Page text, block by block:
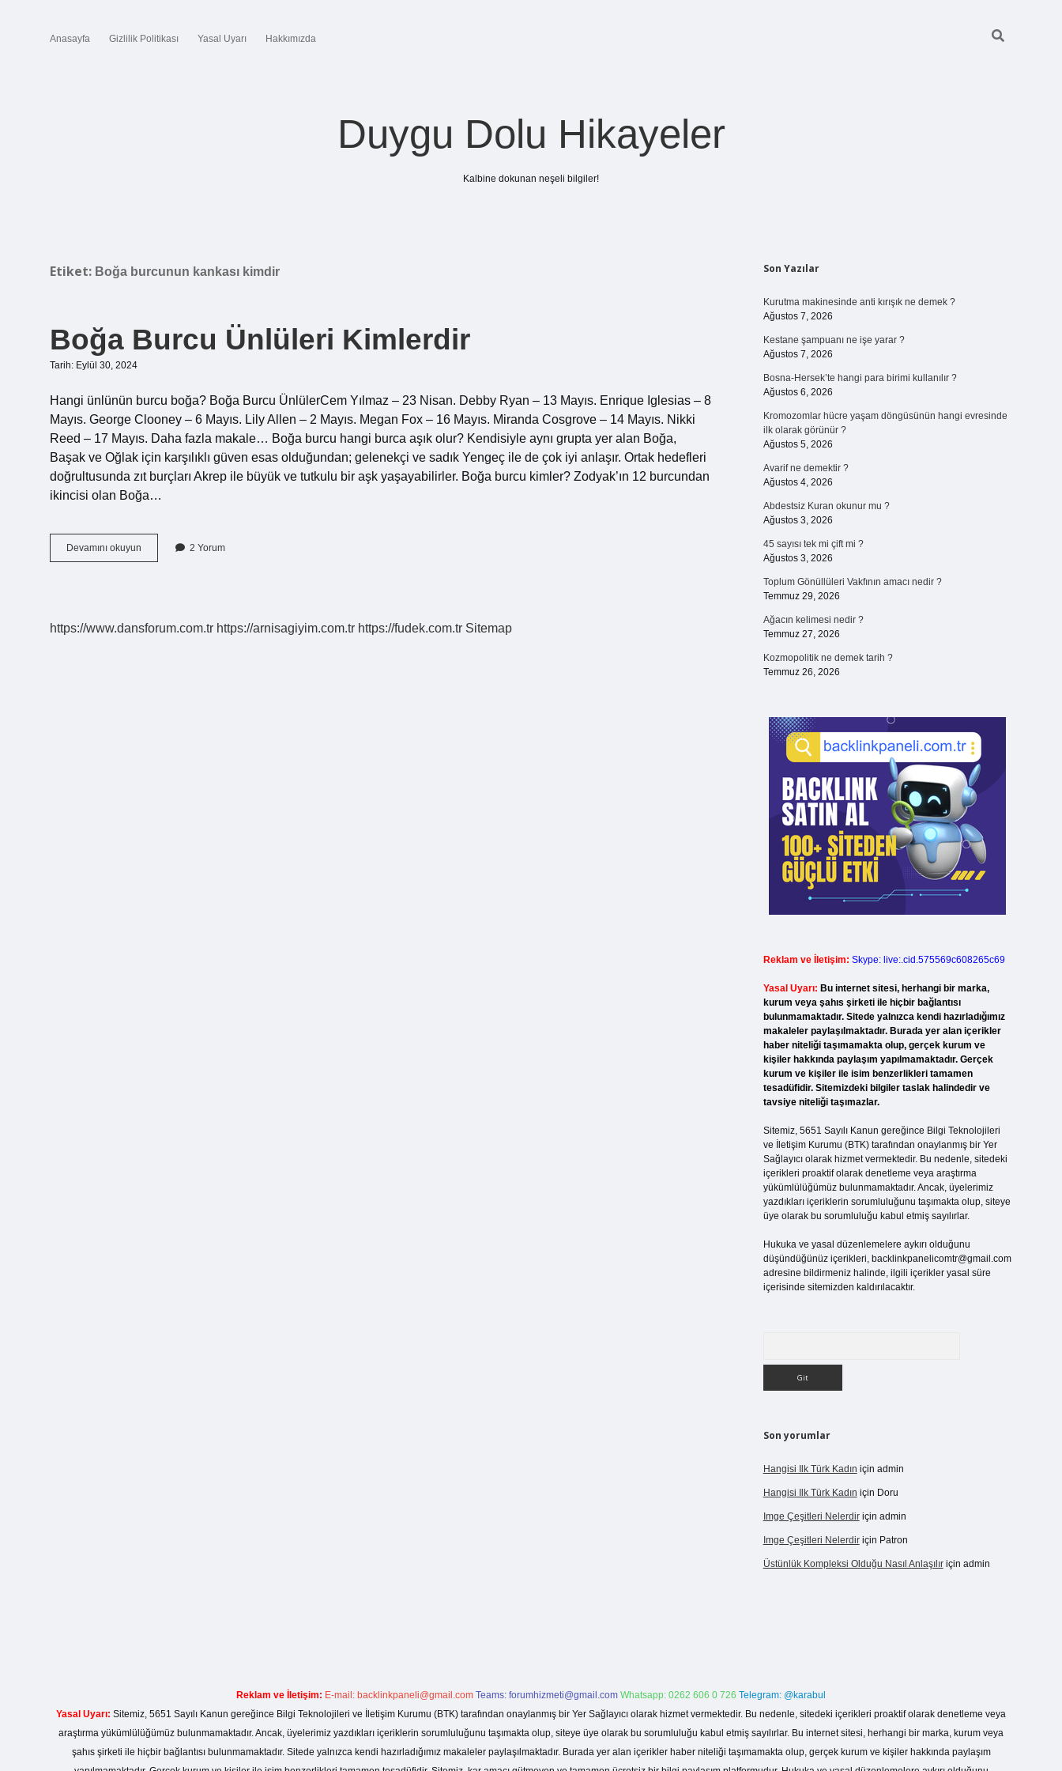
Anasayfa Gizlilik Politikası Yasal Uyarı Hakkımızda
Duygu Dolu Hikayeler
Kalbine dokunan neşeli bilgiler!
Etiket: Boğa burcunun kankası kimdir
Boğa Burcu Ünlüleri Kimlerdir
Tarih: Eylül 30, 2024
Hangi ünlünün burcu boğa? Boğa Burcu ÜnlülerCem Yılmaz – 23 Nisan. Debby Ryan – 13 Mayıs. Enrique Iglesias – 8
Mayıs. George Clooney – 6 Mayıs. Lily Allen – 2 Mayıs. Megan Fox – 16 Mayıs. Miranda Cosgrove – 14 Mayıs. Nikki
Reed – 17 Mayıs. Daha fazla makale… Boğa burcu hangi burca aşık olur? Kendisiyle aynı grupta yer alan Boğa,
Başak ve Oğlak için karşılıklı güven esas olduğundan; gelenekçi ve sadık Yengeç ile de çok iyi anlaşır. Ortak hedefleri
doğrultusunda zıt burçları Akrep ile büyük ve tutkulu bir aşk yaşayabilirler. Boğa burcu kimler? Zodyak’ın 12 burcundan
ikincisi olan Boğa…
Devamını okuyun
Burcu
2 Yorum
https://www.dansforum.com.tr https://arnisagiyim.com.tr https://fudek.com.tr Sitemap
Sidebar
Son Yazılar
Kurutma makinesinde anti kırışık ne demek ?
Ağustos 7, 2026
Kestane şampuanı ne işe yarar ?
Ağustos 7, 2026
Bosna-Hersek’te hangi para birimi kullanılır ?
Ağustos 6, 2026
Kromozomlar hücre yaşam döngüsünün hangi evresinde
ilk olarak görünür ?
Ağustos 5, 2026
Avarif ne demektir ?
Ağustos 4, 2026
Abdestsiz Kuran okunur mu ?
Ağustos 3, 2026
45 sayısı tek mi çift mi ?
Ağustos 3, 2026
Toplum Gönüllüleri Vakfının amacı nedir ?
Temmuz 29, 2026
Ağacın kelimesi nedir ?
Temmuz 27, 2026
Kozmopolitik ne demek tarih ?
Temmuz 26, 2026
Reklam ve İletişim: Skype: live:.cid.575569c608265c69
Yasal Uyarı: Bu internet sitesi, herhangi bir marka,
kurum veya şahıs şirketi ile hiçbir bağlantısı
bulunmamaktadır. Sitede yalnızca kendi hazırladığımız
makaleler paylaşılmaktadır. Burada yer alan içerikler
haber niteliği taşımamakta olup, gerçek kurum ve
kişiler hakkında paylaşım yapılmamaktadır. Gerçek
kurum ve kişiler ile isim benzerlikleri tamamen
tesadüfidir. Sitemizdeki bilgiler taslak halindedir ve
tavsiye niteliği taşımazlar.
Sitemiz, 5651 Sayılı Kanun gereğince Bilgi Teknolojileri
ve İletişim Kurumu (BTK) tarafından onaylanmış bir Yer
Sağlayıcı olarak hizmet vermektedir. Bu nedenle, sitedeki
içerikleri proaktif olarak denetleme veya araştırma
yükümlülüğümüz bulunmamaktadır. Ancak, üyelerimiz
yazdıkları içeriklerin sorumluluğunu taşımakta olup, siteye
üye olarak bu sorumluluğu kabul etmiş sayılırlar.
Hukuka ve yasal düzenlemelere aykırı olduğunu
düşündüğünüz içerikleri, backlinkpanelicomtr@gmail.com
adresine bildirmeniz halinde, ilgili içerikler yasal süre
içerisinde sitemizden kaldırılacaktır.
Son yorumlar
Hangisi Ilk Türk Kadın için admin
Hangisi Ilk Türk Kadın için Doru
Imge Çeşitleri Nelerdiriçin admin
Imge Çeşitleri Nelerdiriçin Patron
Üstünlük Kompleksi Olduğu Nasıl Anlaşılıriçin admin
ilbet giriş
Reklam ve İletişim: E-mail: backlinkpaneli@gmail.com Teams: forumhizmeti@gmail.com Whatsapp: 0262 606 0 726 Telegram: @karabul
Yasal Uyarı: Sitemiz, 5651 Sayılı Kanun gereğince Bilgi Teknolojileri ve İletişim Kurumu (BTK) tarafından onaylanmış bir Yer Sağlayıcı olarak hizmet vermektedir. Bu nedenle, sitedeki içerikleri proaktif olarak denetleme veya
araştırma yükümlülüğümüz bulunmamaktadır. Ancak, üyelerimiz yazdıkları içeriklerin sorumluluğunu taşımakta olup, siteye üye olarak bu sorumluluğu kabul etmiş sayılırlar. Bu internet sitesi, herhangi bir marka, kurum veya
şahıs şirketi ile hiçbir bağlantısı bulunmamaktadır. Sitede yalnızca kendi hazırladığımız makaleler paylaşılmaktadır. Burada yer alan içerikler haber niteliği taşımamakta olup, gerçek kurum ve kişiler hakkında paylaşım